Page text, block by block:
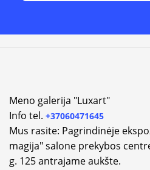
Meno galerija "Luxart"
Info tel. +37060471645
Mus rasite: Pagrindinėje
magija" salone prekybos
g. 125 antrajame aukšte.